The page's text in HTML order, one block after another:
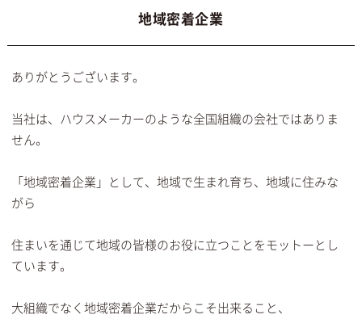
地域密着企業
ありがとうございます。
当社は、ハウスメーカーのような全国組織の会社ではありま
せん。
「地域密着企業」として、地域で生まれ育ち、地域に住みな
がら
住まいを通じて地域の皆様のお役に立つことをモットーとし
ています。
大組織でなく地域密着企業だからこそ出来ること、